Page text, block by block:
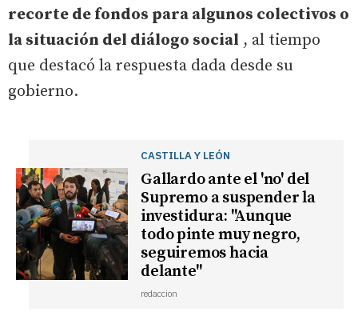
recorte de fondos para algunos colectivos o
la situación del diálogo social , al tiempo
que destacó la respuesta dada desde su
gobierno.
CASTILLA Y LEÓN
Gallardo ante el 'no' del
Supremo a suspender la
investidura: "Aunque
todo pinte muy negro,
seguiremos hacia
delante"
redaccion